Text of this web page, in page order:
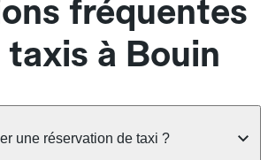
fréquentes
taxis à Bouin
une réservation de taxi ?